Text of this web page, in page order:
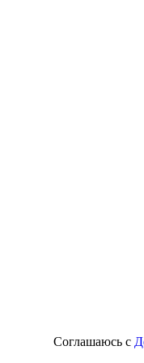
Соглашаюсь с